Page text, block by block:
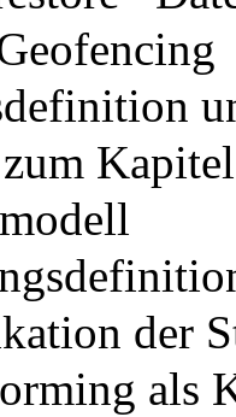
Kapitel
der
als